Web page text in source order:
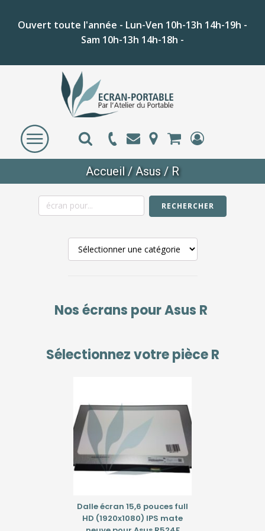
Ouvert toute l'année - Lun-Ven 10h-13h 14h-19h -
Sam 10h-13h 14h-18h -
Accueil/ Asus/ R
RECHERCHER
Nos écrans pourAsus R
Sélectionnez votre pièceR
Dalle écran 15,6 pouces full
HD (1920x1080) IPS mate